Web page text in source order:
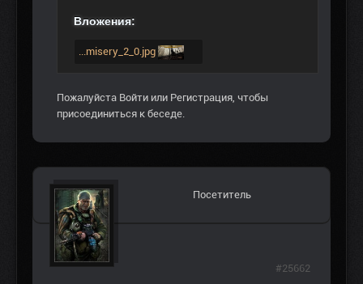
Вложения:
...misery_2_0.jpg
Пожалуйста Войти или Регистрация, чтобы
присоединиться к беседе.
Посетитель
#25662